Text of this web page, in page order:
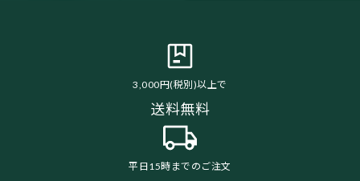
3,000円(税別)以上で
送料無料
平日15時までのご注文